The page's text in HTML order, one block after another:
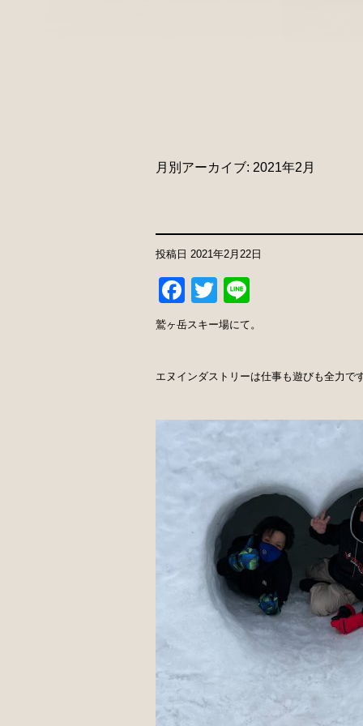
月別アーカイブ: 2021年2月
投稿日 2021年2月22日
Facebook
Twitter
鷲ヶ岳スキー場にて。
エヌインダストリーは仕事も遊びも全力で